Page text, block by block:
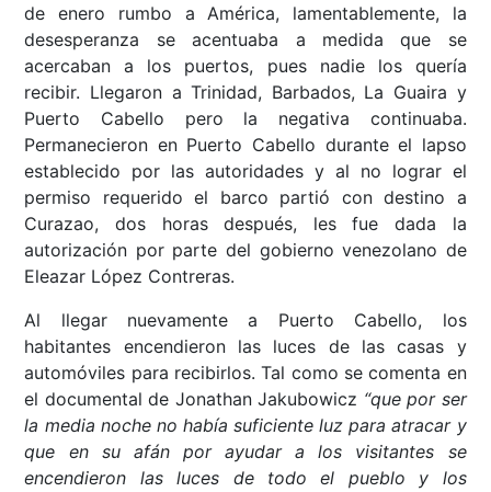
de enero rumbo a América, lamentablemente, la
desesperanza se acentuaba a medida que se
acercaban a los puertos, pues nadie los quería
recibir. Llegaron a Trinidad, Barbados, La Guaira y
Puerto Cabello pero la negativa continuaba.
Permanecieron en Puerto Cabello durante el lapso
establecido por las autoridades y al no lograr el
permiso requerido el barco partió con destino a
Curazao, dos horas después, les fue dada la
autorización por parte del gobierno venezolano de
Eleazar López Contreras.
Al llegar nuevamente a Puerto Cabello, los
habitantes encendieron las luces de las casas y
automóviles para recibirlos. Tal como se comenta en
el documental de Jonathan Jakubowicz “que por ser
la media noche no había suficiente luz para atracar y
que en su afán por ayudar a los visitantes se
encendieron las luces de todo el pueblo y los